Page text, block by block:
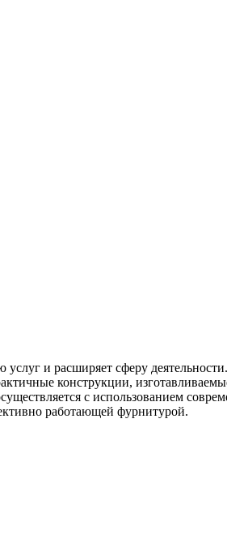
и расширяет сферу
конструкции,
с использованием
работающей фурнитурой.